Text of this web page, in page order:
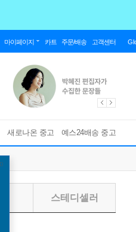
마이페이지 카트 주문/배송 고객센터
새로나온 중고 예스24배송 중고
스테디셀러